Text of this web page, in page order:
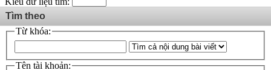
Tìm theo
Từ khóa:
Tên tài khoản: